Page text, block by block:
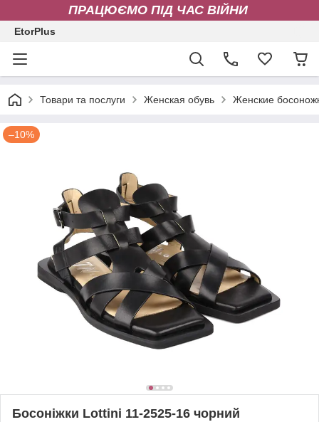
ПРАЦЮЄМО ПІД ЧАС ВІЙНИ
EtorPlus
Товари та послуги Женская обувь Женские
–10%
Босоніжки Lottini 11-2525-16 чорний